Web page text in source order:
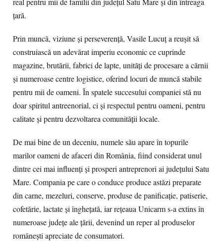
țară.
Prin muncă, viziune și perseverență, Vasile Lucuț a reușit să
construiască un adevărat imperiu economic ce cuprinde
magazine, brutării, fabrici de lapte, unități de procesare a cărnii
și numeroase centre logistice, oferind locuri de muncă stabile
pentru mii de oameni. În spatele succesului companiei stă nu
doar spiritul antreenorial, ci și respectul pentru oameni, pentru
calitate și pentru dezvoltarea comunității locale.
De mai bine de un deceniu, numele său apare în topurile
marilor oameni de afaceri din România, fiind considerat unul
dintre cei mai influenți și prosperi antreprenori ai județului Satu
Mare. Compania pe care o conduce produce astăzi preparate
din carne, mezeluri, conserve, produse de panificație, patiserie,
cofetărie, lactate și înghețată, iar rețeaua Unicarm s-a extins în
numeroase județe ale țării, devenind un reper al produselor
românești apreciate de consumatori.